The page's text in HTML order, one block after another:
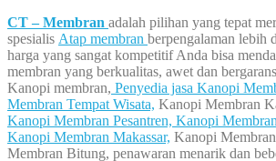
CT – Membran adalah pilihan yang tepat
spesialis Atap membran berpengalaman lebih
harga yang sangat kompetitif Anda bisa
membran yang berkualitas, awet dan
Kanopi membran, Penyedia jasa Kanopi
Membran Tempat Wisata, Kanopi Membran
Kanopi Membran Pesantren, Kanopi
Kanopi Membran Makassar, Kanopi
Membran Bitung, penawaran menarik dan